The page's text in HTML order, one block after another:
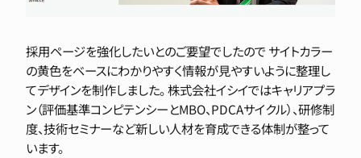
採用ページを強化したいとのご要望でしたので サイトカラー
の黄色をベースにわかりやすく情報が見やすいように整理し
てデザインを制作しました。 株式会社イシイではキャリアプラ
ン（評価基準コンピテンシーとMBO、PDCAサイクル）、研修制
度、技術セミナーなど新しい人材を育成できる体制が整って
います。